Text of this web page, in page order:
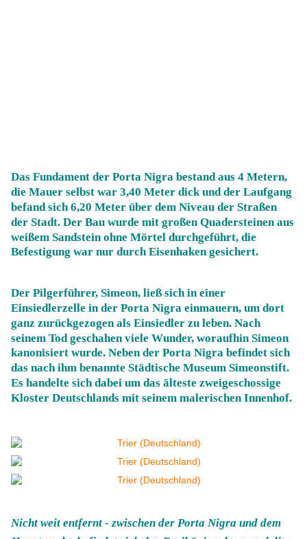
Das Fundament der Porta Nigra bestand aus 4 Metern,
die Mauer selbst war 3,40 Meter dick und der Laufgang
befand sich 6,20 Meter über dem Niveau der Straßen
der Stadt. Der Bau wurde mit großen Quadersteinen aus
weißem Sandstein ohne Mörtel durchgeführt, die
Befestigung war nur durch Eisenhaken gesichert.
Der Pilgerführer, Simeon, ließ sich in einer
Einsiedlerzelle in der Porta Nigra einmauern, um dort
ganz zurückgezogen als Einsiedler zu leben. Nach
seinem Tod geschahen viele Wunder, woraufhin Simeon
kanonisiert wurde. Neben der Porta Nigra befindet sich
das nach ihm benannte Städtische Museum Simeonstift.
Es handelte sich dabei um das älteste zweigeschossige
Kloster Deutschlands mit seinem malerischen Innenhof.
Nicht weit entfernt - zwischen der Porta Nigra und dem